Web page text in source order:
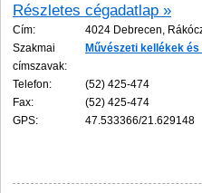
Részletes cégadatlap »
Cím:
4024 Debrecen,
Szakmai
címszavak:
Művészeti kellékek és
Telefon:
(52) 425-474
Fax:
(52) 425-474
GPS:
47.533366/21.629148